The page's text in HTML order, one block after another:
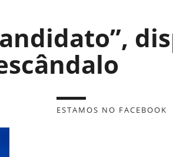
ESTAMOS NO FACEBOOK